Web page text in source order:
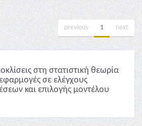
previous 1 next
στη στατιστική θεωρία
σε ελέγχους
και επιλογής μοντέλου